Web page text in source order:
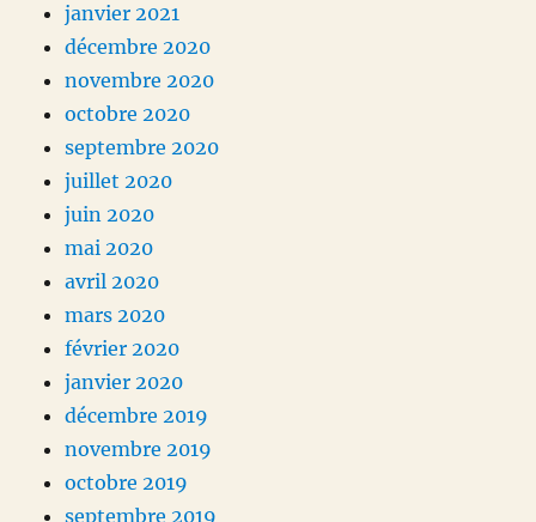
janvier 2021
décembre 2020
novembre 2020
octobre 2020
septembre 2020
juillet 2020
juin 2020
mai 2020
avril 2020
mars 2020
février 2020
janvier 2020
décembre 2019
novembre 2019
octobre 2019
septembre 2019